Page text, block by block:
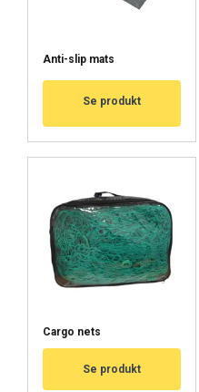
Anti-slip mats
Se produkt
Cargo nets
Se produkt
Tämä sivusto